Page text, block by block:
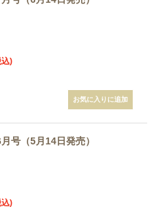
)
号（5月14日発売）
)